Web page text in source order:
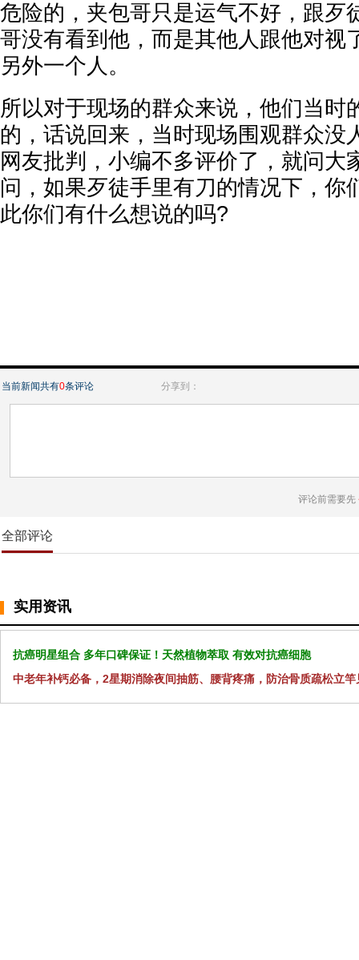
危险的，夹包哥只是运气不好，跟歹
哥没有看到他，而是其他人跟他对视
另外一个人。
所以对于现场的群众来说，他们当时
的，话说回来，当时现场围观群众没
网友批判，小编不多评价了，就问大
问，如果歹徒手里有刀的情况下，你
此你们有什么想说的吗?
当前新闻共有0条评论 分享到：
评论前需要先
全部评论
实用资讯
抗癌明星组合 多年口碑保证！天然植物萃取 有效对抗癌细胞
中老年补钙必备，2星期消除夜间抽筋、腰背疼痛，防治骨质疏松立竿